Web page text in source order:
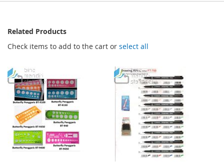
Related Products
Check items to add to the cart or select all